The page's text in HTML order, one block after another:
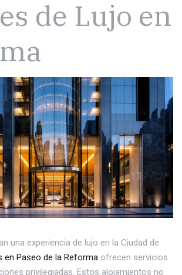
de Lujo en
una experiencia de lujo en la Ciudad de
en Paseo de la Reforma ofrecen servicios
privilegiadas. Estos alojamientos no